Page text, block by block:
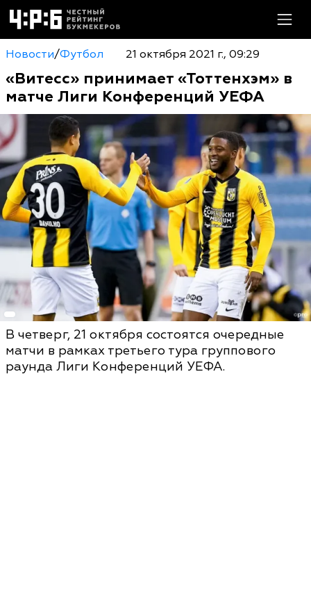
Новости/Футбол 21 октября 2021 г., 09:29
«Витесс» принимает «Тоттенхэм» в
матче Лиги Конференций УЕФА
В четверг, 21 октября состоятся очередные
матчи в рамках третьего тура группового
раунда Лиги Конференций УЕФА.